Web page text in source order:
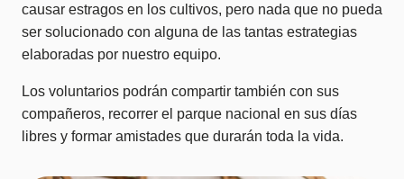
causar estragos en los cultivos, pero nada que no pueda
ser solucionado con alguna de las tantas estrategias
elaboradas por nuestro equipo.
Los voluntarios podrán compartir también con sus
compañeros, recorrer el parque nacional en sus días
libres y formar amistades que durarán toda la vida.